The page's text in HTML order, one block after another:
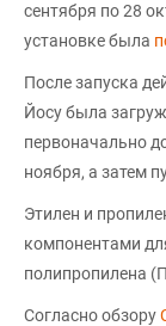
сентября по 28
установке была
После запуска
Йосу была
первоначально
ноября, а затем
Этилен и
компонентами
полипропилена
Согласно обзору